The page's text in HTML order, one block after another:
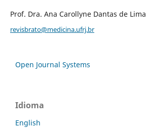
Prof. Dra. Ana Carollyne Dantas de Lima
revisbrato@medicina.ufrj.br
Open Journal Systems
Idioma
English